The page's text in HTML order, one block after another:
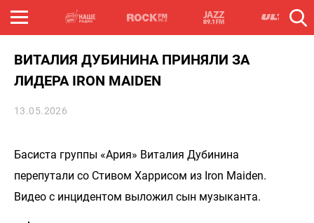
ВИТАЛИЯ ДУБИНИНА ПРИНЯЛИ ЗА
ЛИДЕРА IRON MAIDEN
13.05.2026
Басиста группы «Ария» Виталия Дубинина
перепутали со Стивом Харрисом из Iron Maiden.
Видео с инцидентом выложил сын музыканта.